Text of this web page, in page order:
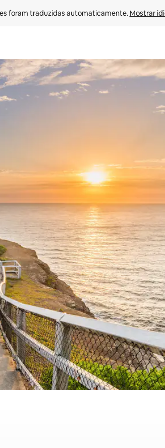
foram traduzidas automaticamente. Mostrar
para cima e para baixo do teclado ou